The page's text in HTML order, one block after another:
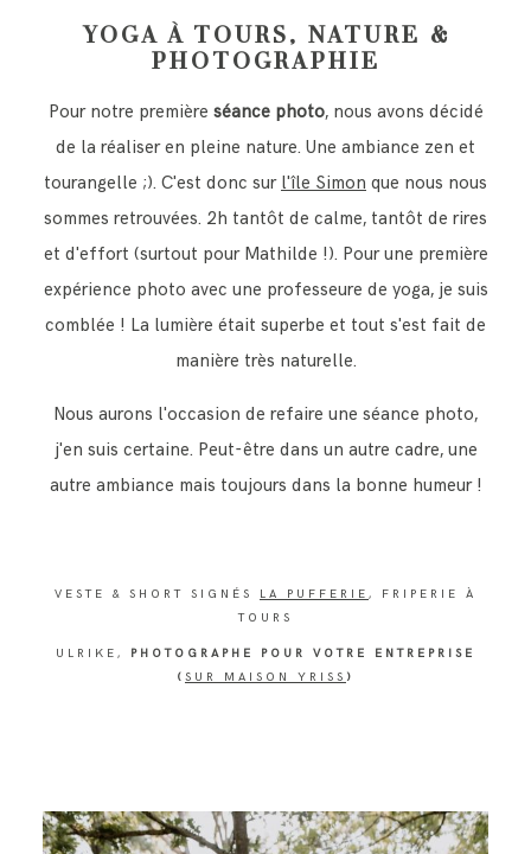
YOGA À TOURS, NATURE &
PHOTOGRAPHIE
Pour notre première séance photo, nous avons décidé
de la réaliser en pleine nature. Une ambiance zen et
tourangelle ;). C'est donc sur l'île Simon que nous nous
sommes retrouvées. 2h tantôt de calme, tantôt de rires
et d'effort (surtout pour Mathilde !). Pour une première
expérience photo avec une professeure de yoga, je suis
comblée ! La lumière était superbe et tout s'est fait de
manière très naturelle.
Nous aurons l'occasion de refaire une séance photo,
j'en suis certaine. Peut-être dans un autre cadre, une
autre ambiance mais toujours dans la bonne humeur !
VESTE & SHORT SIGNÉS LA PUFFERIE , FRIPERIE À
TOURS
ULRIKE,
PHOTOGRAPHE POUR VOTRE ENTREPRISE
( SUR MAISON YRISS )